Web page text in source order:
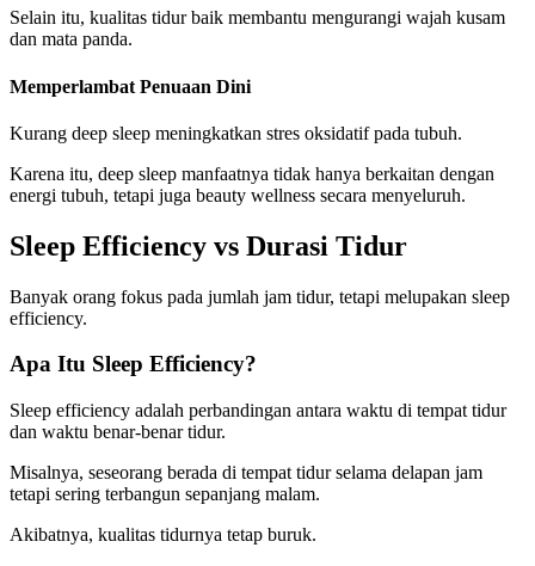
Selain itu, kualitas tidur baik membantu mengurangi wajah kusam
dan mata panda.
Memperlambat Penuaan Dini
Kurang deep sleep meningkatkan stres oksidatif pada tubuh.
Karena itu, deep sleep manfaatnya tidak hanya berkaitan dengan
energi tubuh, tetapi juga beauty wellness secara menyeluruh.
Sleep Efficiency vs Durasi Tidur
Banyak orang fokus pada jumlah jam tidur, tetapi melupakan sleep
efficiency.
Apa Itu Sleep Efficiency?
Sleep efficiency adalah perbandingan antara waktu di tempat tidur
dan waktu benar-benar tidur.
Misalnya, seseorang berada di tempat tidur selama delapan jam
tetapi sering terbangun sepanjang malam.
Akibatnya, kualitas tidurnya tetap buruk.